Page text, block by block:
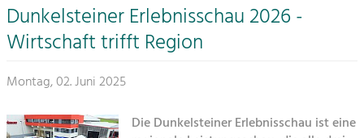
Mein Projekt
Suche
Impressum
Baukultur
Ortsbild, Baukultur und nachhaltiges
Siedlungswesen.
Land- & Forstwirtschaft
Kulturlandschaft.
Dunkelsteiner Erlebnisschau 2026 -
Wirtschaft trifft Region
Montag, 02. Juni 2025
Die Dunkelsteiner Erlebnisschau ist eine